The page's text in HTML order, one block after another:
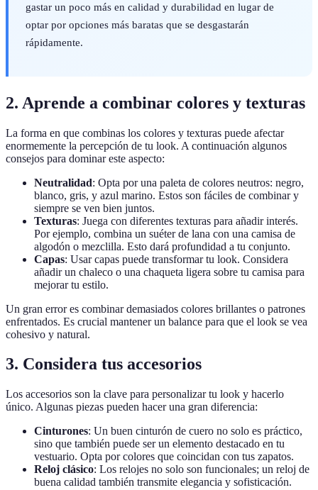
gastar un poco más en calidad y durabilidad en lugar de
optar por opciones más baratas que se desgastarán
rápidamente.
2. Aprende a combinar colores y texturas
La forma en que combinas los colores y texturas puede afectar
enormemente la percepción de tu look. A continuación algunos
consejos para dominar este aspecto:
Neutralidad: Opta por una paleta de colores neutros: negro,
blanco, gris, y azul marino. Estos son fáciles de combinar y
siempre se ven bien juntos.
Texturas: Juega con diferentes texturas para añadir interés.
Por ejemplo, combina un suéter de lana con una camisa de
algodón o mezclilla. Esto dará profundidad a tu conjunto.
Capas: Usar capas puede transformar tu look. Considera
añadir un chaleco o una chaqueta ligera sobre tu camisa para
mejorar tu estilo.
Un gran error es combinar demasiados colores brillantes o patrones
enfrentados. Es crucial mantener un balance para que el look se vea
cohesivo y natural.
3. Considera tus accesorios
Los accesorios son la clave para personalizar tu look y hacerlo
único. Algunas piezas pueden hacer una gran diferencia:
Cinturones: Un buen cinturón de cuero no solo es práctico,
sino que también puede ser un elemento destacado en tu
vestuario. Opta por colores que coincidan con tus zapatos.
Reloj clásico: Los relojes no solo son funcionales; un reloj de
buena calidad también transmite elegancia y sofisticación.